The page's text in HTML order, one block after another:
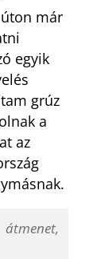
már
egyik
grúz
a
az